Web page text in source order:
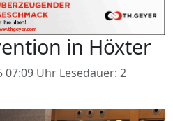
in Höxter
07:09 Uhr Lesedauer: 2